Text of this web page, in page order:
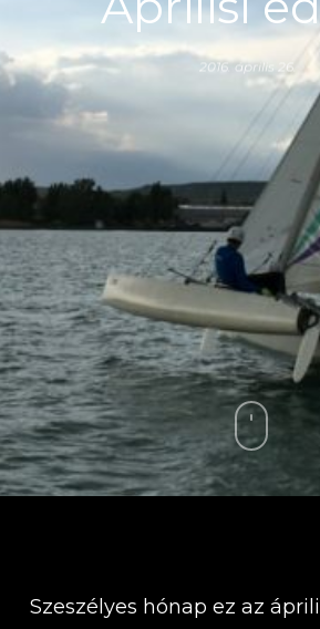
2016. április 26.
Szeszélyes hónap ez az